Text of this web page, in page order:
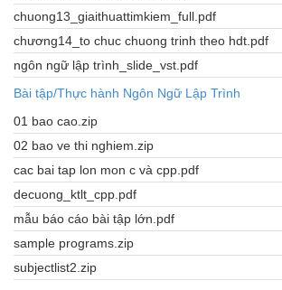
chuong13_giaithuattimkiem_full.pdf
chương14_to chuc chuong trinh theo hdt.pdf
ngôn ngữ lập trình_slide_vst.pdf
Bài tập/Thực hành Ngôn Ngữ Lập Trình
01 bao cao.zip
02 bao ve thi nghiem.zip
cac bai tap lon mon c và cpp.pdf
decuong_ktlt_cpp.pdf
mẫu báo cáo bài tập lớn.pdf
sample programs.zip
subjectlist2.zip